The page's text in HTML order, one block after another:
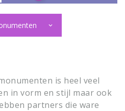
is heel veel
in vorm en stijl maar ook
partners die ware